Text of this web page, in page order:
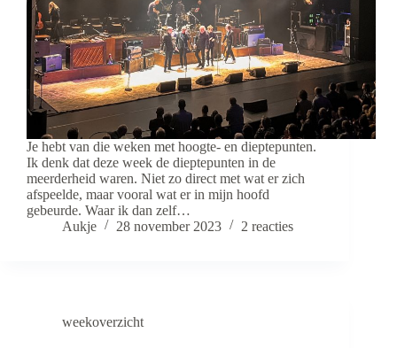
Je hebt van die weken met hoogte- en dieptepunten.
Ik denk dat deze week de dieptepunten in de
meerderheid waren. Niet zo direct met wat er zich
afspeelde, maar vooral wat er in mijn hoofd
gebeurde. Waar ik dan zelf…
Aukje
28 november 2023 2 reacties
weekoverzicht